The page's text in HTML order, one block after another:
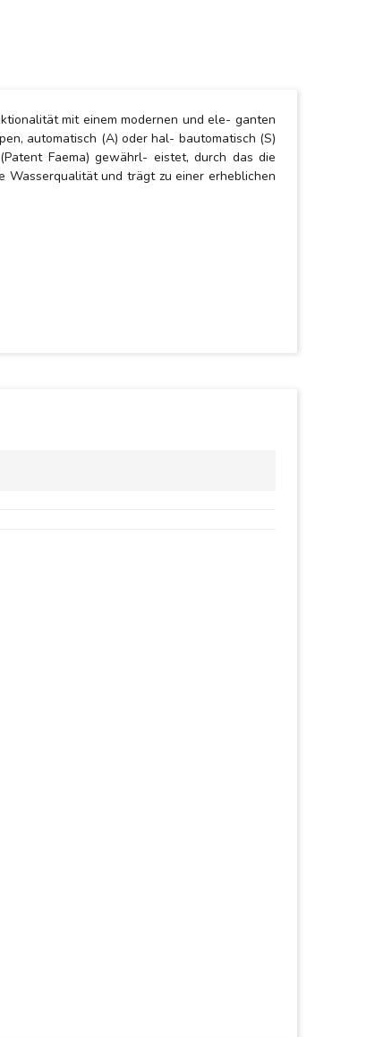
mit einem modernen und ele- ganten
automatisch (A) oder hal- bautomatisch (S)
Faema) gewährl- eistet, durch das die
Wasserqualität und trägt zu einer erheblichen